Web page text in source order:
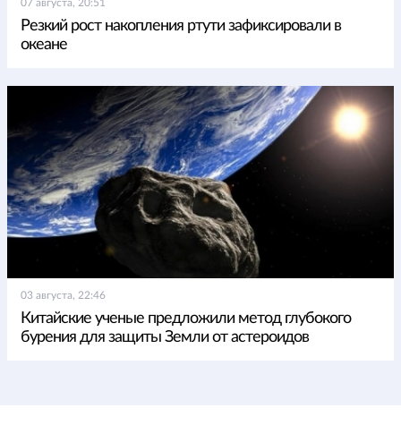
07 августа, 20:51
Резкий рост накопления ртути зафиксировали в
океане
03 августа, 22:46
Китайские ученые предложили метод глубокого
бурения для защиты Земли от астероидов